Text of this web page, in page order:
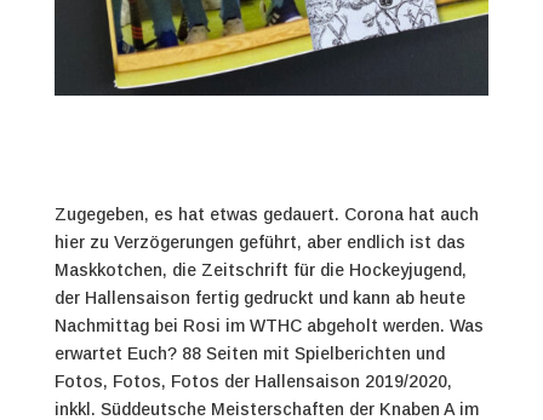
Zugegeben, es hat etwas gedauert. Corona hat auch
hier zu Verzögerungen geführt, aber endlich ist das
Maskkotchen, die Zeitschrift für die Hockeyjugend,
der Hallensaison fertig gedruckt und kann ab heute
Nachmittag bei Rosi im WTHC abgeholt werden. Was
erwartet Euch? 88 Seiten mit Spielberichten und
Fotos, Fotos, Fotos der Hallensaison 2019/2020,
inkkl. Süddeutsche Meisterschaften der Knaben A im